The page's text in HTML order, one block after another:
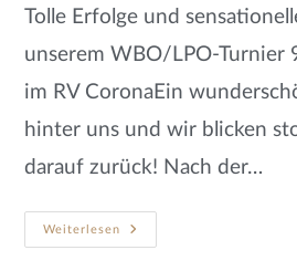
Tolle Erfolge und
unserem WBO/LPO-Turnier
im RV CoronaEin
hinter uns und wir blicken
darauf zurück! Nach der…
Weiterlesen